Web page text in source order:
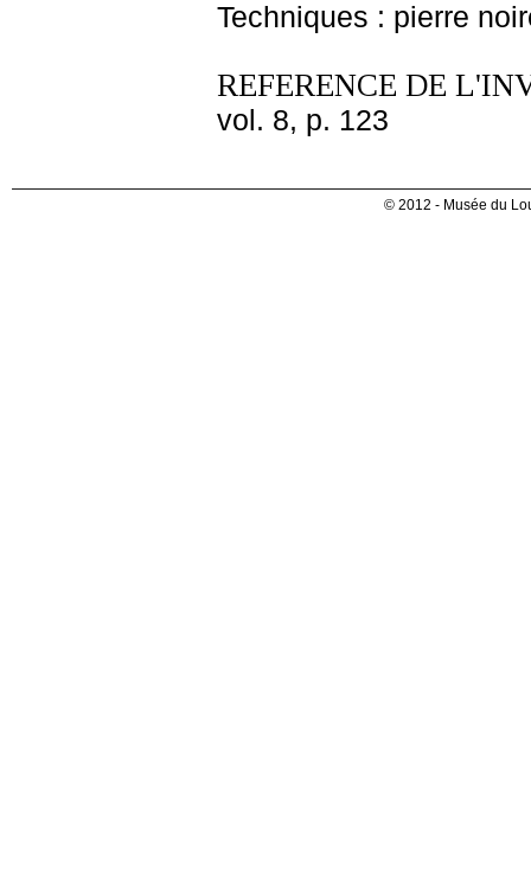
Techniques : pierre
REFERENCE DE
vol. 8, p. 123
© 2012 - Musée du